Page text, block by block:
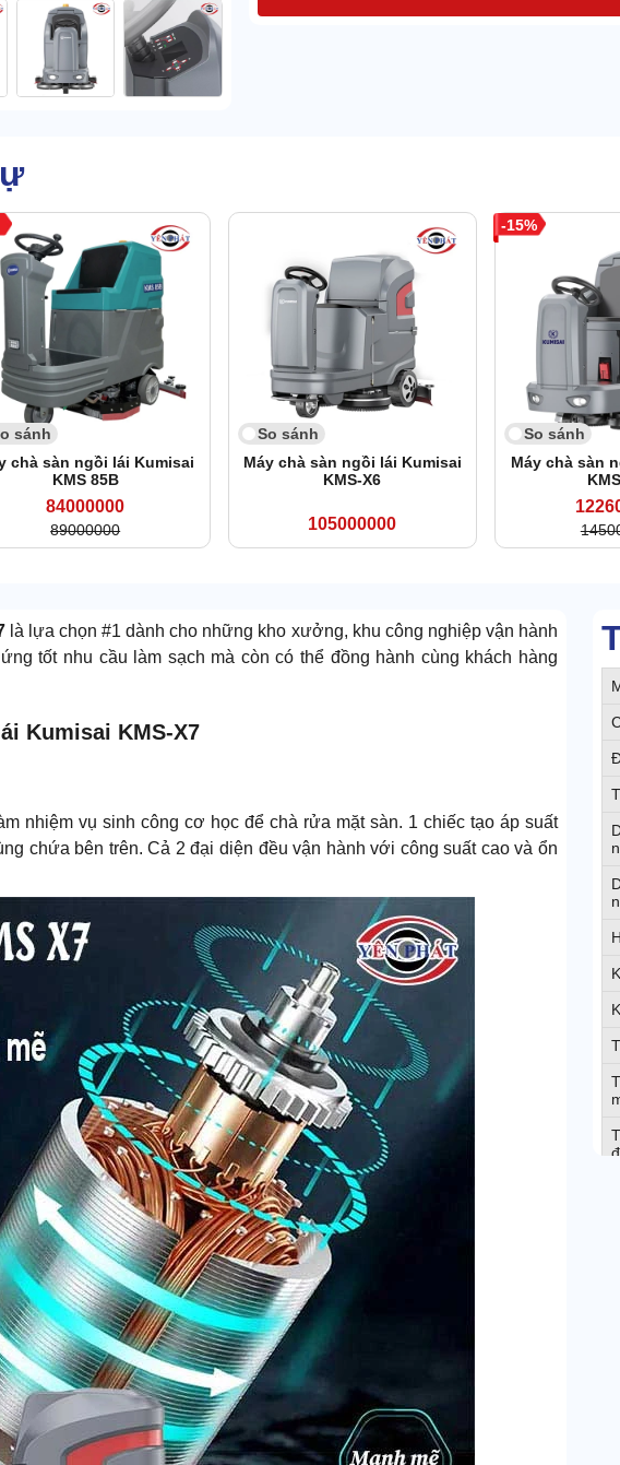
sánh
chà sàn ngồi lái Kumisai
KMS 85B
84000000
89000000
So sánh
Máy chà sàn ngồi lái Kumisai
KMS-X6
105000000
15
So sánh
Máy chà sàn
là lựa chọn #1 dành cho những kho xưởng, khu công nghiệp vận hành
tốt nhu cầu làm sạch mà còn có thể đồng hành cùng khách hàng
Kumisai KMS-X7
nhiệm vụ sinh công cơ học để chà rửa mặt sàn. 1 chiếc tạo áp suất
chứa bên trên. Cả 2 đại diện đều vận hành với công suất cao và ổn